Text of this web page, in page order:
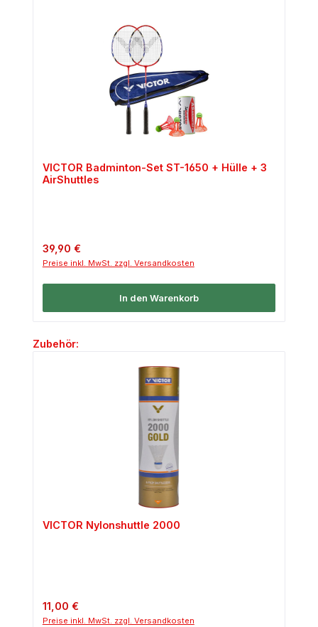
VICTOR Badminton-Set ST-1650 + Hülle + 3
AirShuttles
Regulärer Preis:
39,90 €
Preise inkl. MwSt. zzgl. Versandkosten
In den Warenkorb
Produktgalerie überspringen
Zubehör:
VICTOR Nylonshuttle 2000
Regulärer Preis:
11,00 €
Preise inkl. MwSt. zzgl. Versandkosten